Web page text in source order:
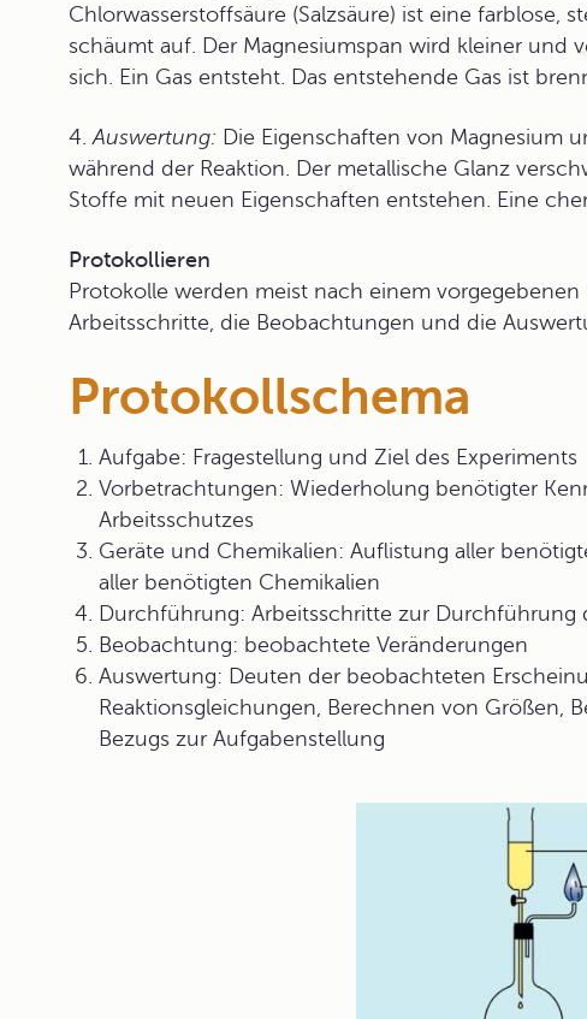
Chlorwasserstoffsäure (Salzsäure) ist eine farblose,
schäumt auf. Der Magnesiumspan wird kleiner und
sich. Ein Gas entsteht. Das entstehende Gas ist
4.Auswertung: Die Eigenschaften von Magnesium
während der Reaktion. Der metallische Glanz
Stoffe mit neuen Eigenschaften entstehen. Eine
Protokollieren
Protokolle werden meist nach einem vorgegebenen
Arbeitsschritte, die Beobachtungen und die
Protokollschema
Aufgabe: Fragestellung und Ziel des Experiments
Vorbetrachtungen: Wiederholung benötigter
Arbeitsschutzes
Geräte und Chemikalien: Auflistung aller
aller benötigten Chemikalien
Durchführung: Arbeitsschritte zur Durchführung
Beobachtung: beobachtete Veränderungen
Auswertung: Deuten der beobachteten
Reaktionsgleichungen, Berechnen von Größen,
Bezugs zur Aufgabenstellung